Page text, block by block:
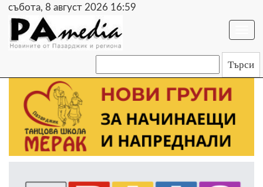
събота, 8 август 2026 16:59